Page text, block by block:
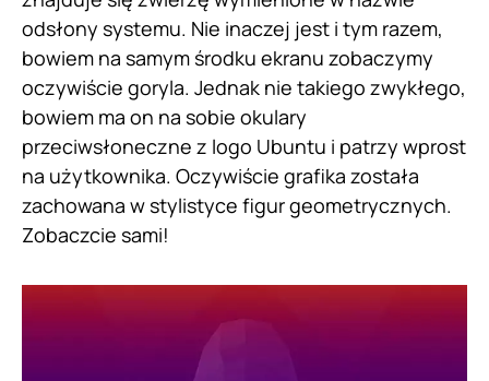
odsłony systemu. Nie inaczej jest i tym razem,
bowiem na samym środku ekranu zobaczymy
oczywiście goryla. Jednak nie takiego zwykłego,
bowiem ma on na sobie okulary
przeciwsłoneczne z logo Ubuntu i patrzy wprost
na użytkownika. Oczywiście grafika została
zachowana w stylistyce figur geometrycznych.
Zobaczcie sami!